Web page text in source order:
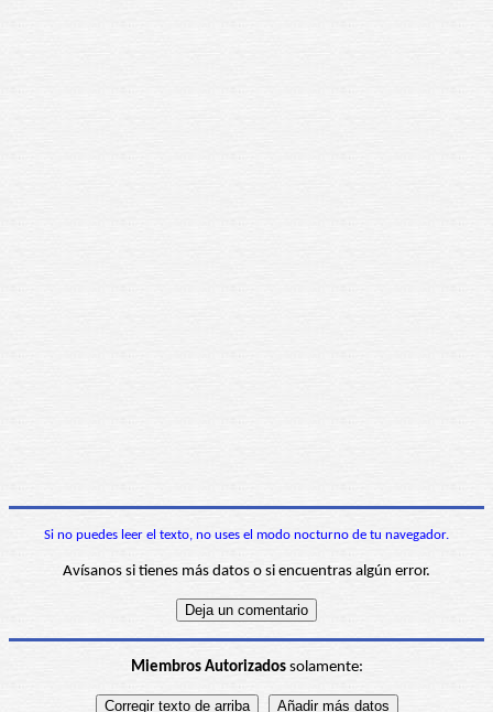
Si no puedes leer el texto, no uses el modo nocturno de tu navegador.
Avísanos si tienes más datos o si encuentras algún error.
Miembros Autorizadossolamente: